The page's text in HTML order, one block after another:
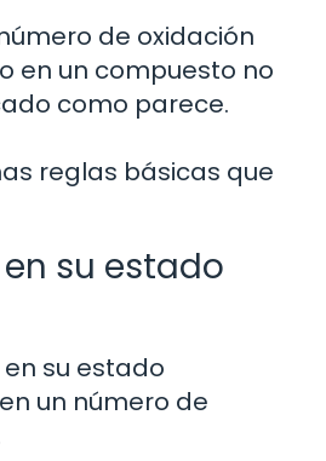
de oxidación
en un compuesto no
como parece.
reglas básicas que
su estado
su estado
un número de